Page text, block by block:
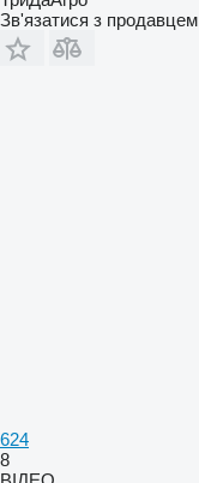
Зв'язатися з продавцем
624
8